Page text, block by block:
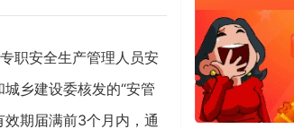
职安全生产管理人员安
乡建设委核发的“安管
效期届满前3个月内，通